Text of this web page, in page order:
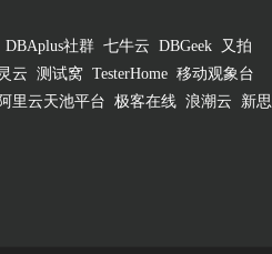
DBAplus社群 七牛云 DBGeek
又拍
云 测试窝 TesterHome 移动观象台
阿里云天池平台 极客在线 浪潮云
新思